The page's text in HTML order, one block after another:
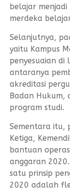
belajar
merdeka
Selanjutnya,
yaitu Kampus
penyesuaian di
antaranya
akreditasi
Badan Hukum,
program studi.
Sementara itu,
Ketiga,
bantuan
anggaran
satu prinsip
2020 adalah